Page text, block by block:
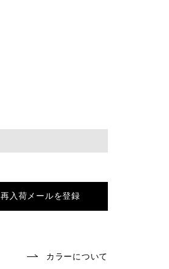
再入荷メールを登録
カラーについて